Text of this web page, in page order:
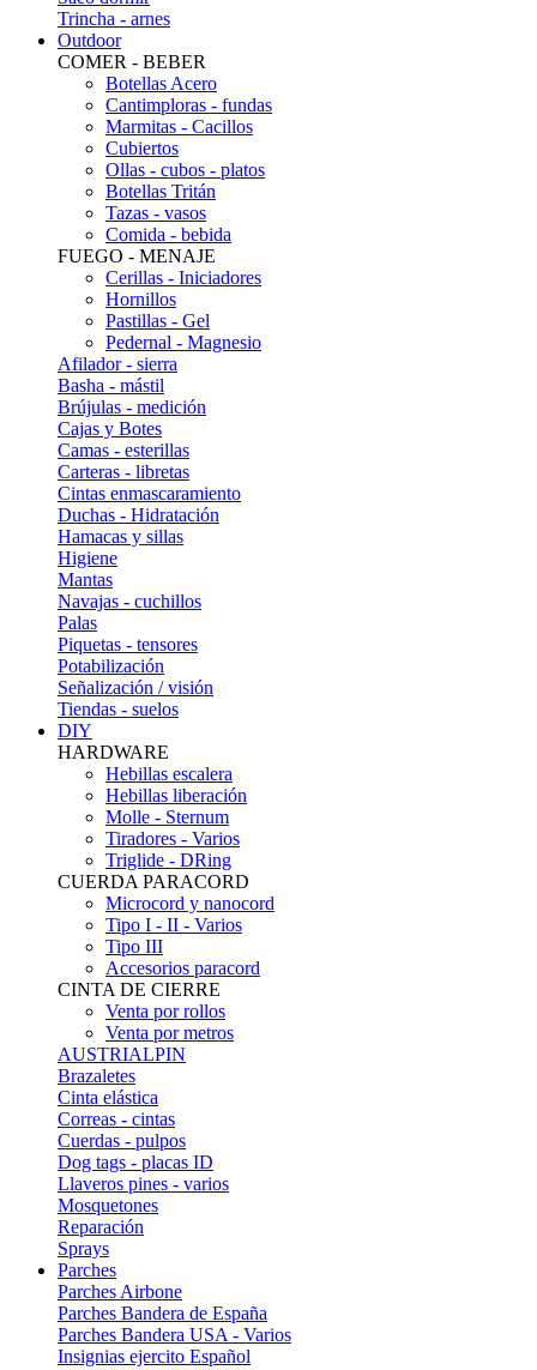
Trincha - arnes
Outdoor
COMER - BEBER
Botellas Acero
Cantimploras - fundas
Marmitas - Cacillos
Cubiertos
Ollas - cubos - platos
Botellas Tritán
Tazas - vasos
Comida - bebida
FUEGO - MENAJE
Cerillas - Iniciadores
Hornillos
Pastillas - Gel
Pedernal - Magnesio
Afilador - sierra
Basha - mástil
Brújulas - medición
Cajas y Botes
Camas - esterillas
Carteras - libretas
Cintas enmascaramiento
Duchas - Hidratación
Hamacas y sillas
Higiene
Mantas
Navajas - cuchillos
Palas
Piquetas - tensores
Potabilización
Señalización / visión
Tiendas - suelos
DIY
HARDWARE
Hebillas escalera
Hebillas liberación
Molle - Sternum
Tiradores - Varios
Triglide - DRing
CUERDA PARACORD
Microcord y nanocord
Tipo I - II - Varios
Tipo III
Accesorios paracord
CINTA DE CIERRE
Venta por rollos
Venta por metros
AUSTRIALPIN
Brazaletes
Cinta elástica
Correas - cintas
Cuerdas - pulpos
Dog tags - placas ID
Llaveros pines - varios
Mosquetones
Reparación
Sprays
Parches
Parches Airbone
Parches Bandera de España
Parches Bandera USA - Varios
Insignias ejercito Español